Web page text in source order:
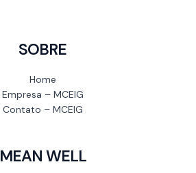
SOBRE
Home
Empresa – MCEIG
Contato – MCEIG
MEAN WELL